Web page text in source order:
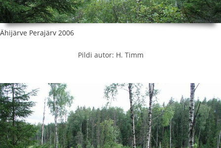
Ähijärve Perajärv 2006
Pildi autor: H. Timm